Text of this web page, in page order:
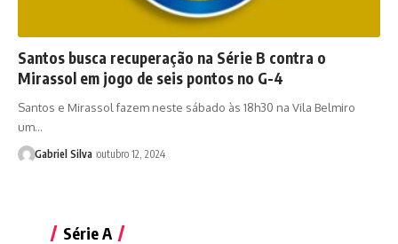
Santos busca recuperação na Série B contra o
Mirassol em jogo de seis pontos no G-4
Santos e Mirassol fazem neste sábado às 18h30 na Vila Belmiro
um…
Gabriel Silva outubro 12, 2024
Série A